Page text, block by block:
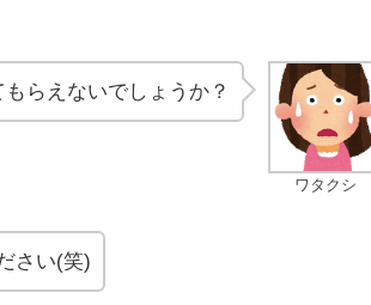
ワタクシ
らえないでしょうか？
さい(笑)